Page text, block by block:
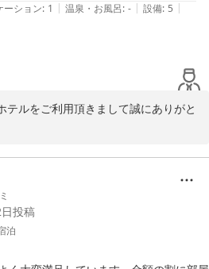
ださったので非常に良かったです。
くと50メートル程の上り坂を行くこ
ーション: 1 | 温泉・お風呂: - | 設備: 5 |
テルをご利用頂きまして誠にありがと
ましたが平米は変わっておりません。
部屋へのお褒めのお言葉大変嬉しく
たら便利だったな」「これが不便で困
たことやご要望等ございましたらお
投稿
泊